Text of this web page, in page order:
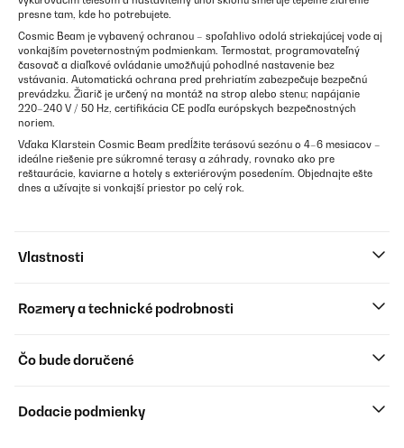
presne tam, kde ho potrebujete.
Cosmic Beam je vybavený ochranou – spoľahlivo odolá striekajúcej vode aj
vonkajším poveternostným podmienkam. Termostat, programovateľný
časovač a diaľkové ovládanie umožňujú pohodlné nastavenie bez
vstávania. Automatická ochrana pred prehriatím zabezpečuje bezpečnú
prevádzku. Žiarič je určený na montáž na strop alebo stenu; napájanie
220–240 V / 50 Hz, certifikácia CE podľa európskych bezpečnostných
noriem.
Vďaka Klarstein Cosmic Beam predĺžite terásovú sezónu o 4–6 mesiacov –
ideálne riešenie pre súkromné terasy a záhrady, rovnako ako pre
reštaurácie, kaviarne a hotely s exteriérovým posedením. Objednajte ešte
dnes a užívajte si vonkajší priestor po celý rok.
Vlastnosti
Rozmery a technické podrobnosti
Čo bude doručené
Dodacie podmienky